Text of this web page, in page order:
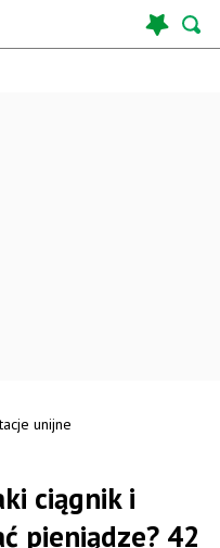
unijne
ciągnik i
pieniądze? 42